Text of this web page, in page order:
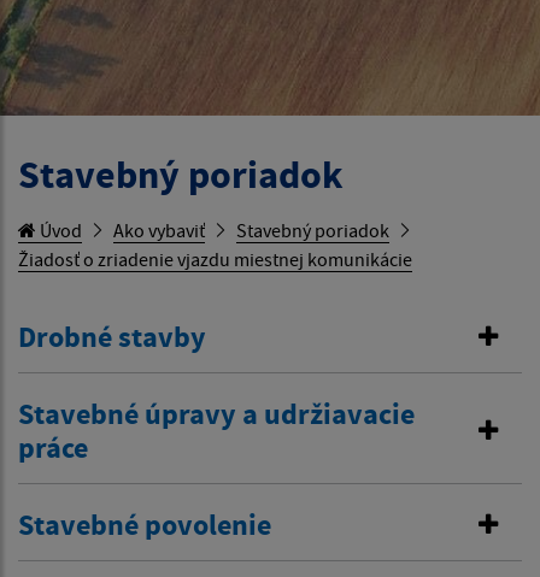
Stavebný poriadok
Úvod Ako vybaviť
Stavebný poriadok
Žiadosť o zriadenie vjazdu miestnej komunikácie
Drobné stavby
Stavebné úpravy a udržiavacie
práce
Stavebné povolenie